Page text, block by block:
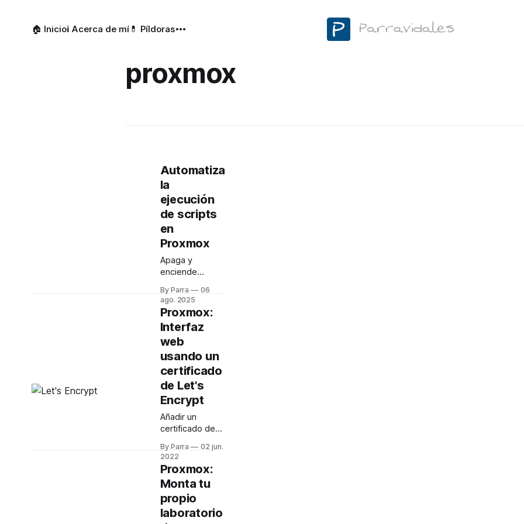
🏠 Inicioℹ️ Acerca de mí💊 Píldoras
proxmox
Automatiza
la
ejecución
de scripts
en
Proxmox
Apaga y
enciende
consola, de
manera
automática y
mucho más
By Parra
06
ago. 2025
Proxmox:
Interfaz
web
usando un
certificado
de Let's
Encrypt
Añadir un
certificado de
nuestra
instalación de
Proxmox es de
lo más sencillo,
y nos ahorra
tener que lidiar
By Parra
02 jun.
2022
Proxmox:
Monta tu
propio
laboratorio